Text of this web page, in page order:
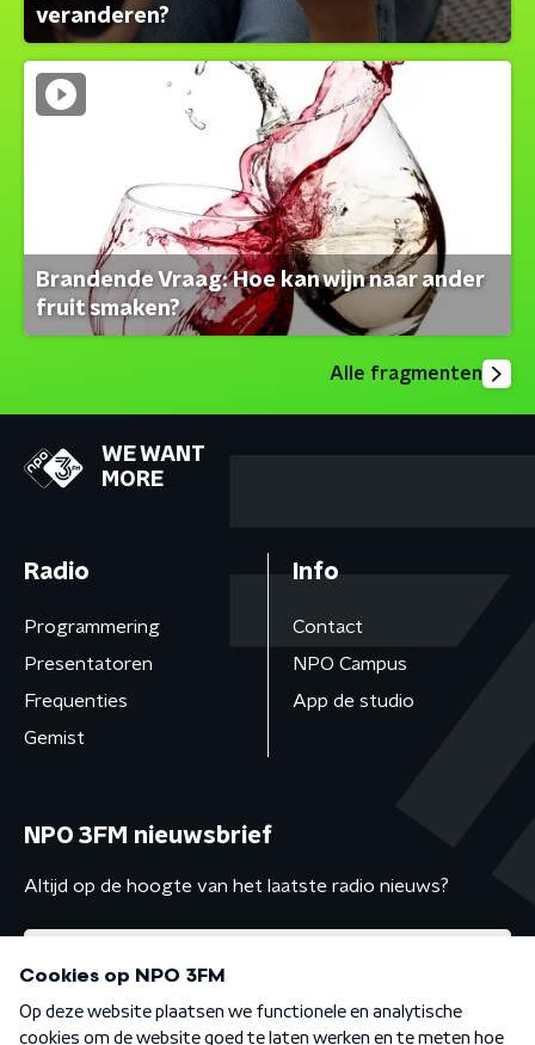
veranderen?
Brandende Vraag: Hoe kan wijn naar ander
fruit smaken?
Alle fragmenten
WE WANT
MORE
Radio
Programmering
Presentatoren
Frequenties
Gemist
Info
Contact
NPO Campus
App de studio
NPO 3FM nieuwsbrief
Altijd op de hoogte van het laatste radio nieuws?